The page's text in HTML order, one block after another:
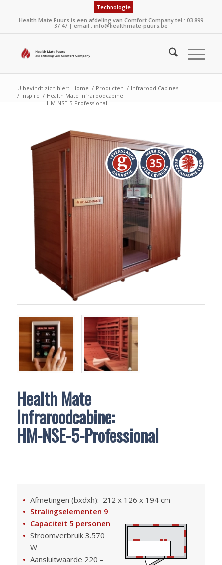
Technologie
Health Mate Puurs is een afdeling van Comfort Company tel : 03 899
37 47 | email :info@healthmate-puurs.be
U bevindt zich hier: Home / Producten / Infrarood Cabines
/ Inspire / Health Mate Infraroodcabine:
HM-NSE-5-Professional
Health Mate
Infraroodcabine:
HM-NSE-5-Professional
Afmetingen (bxdxh): 212 x 126 x 194 cm
Stralingselementen 9
Capaciteit 5 personen
Stroomverbruik 3.570
W
Aansluitwaarde 220 –